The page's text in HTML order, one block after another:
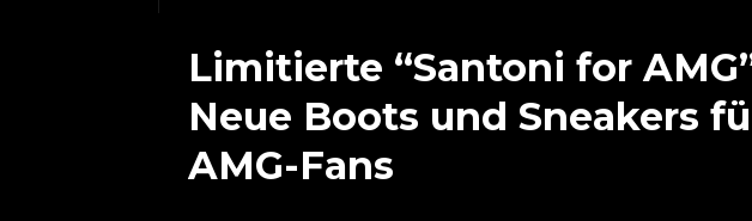
Limitierte “Santoni for
Neue Boots und Sneakers
AMG-Fans